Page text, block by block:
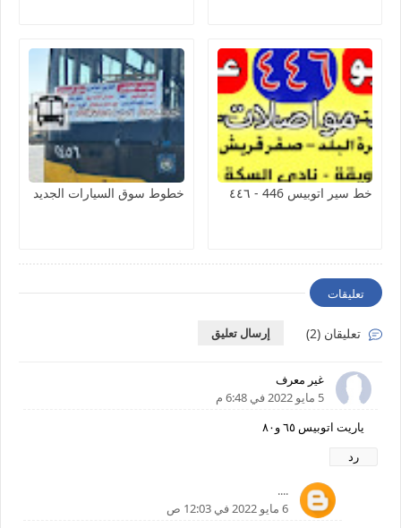
خط سير اتوبيس 446 - ٤٤٦ خطوط سوق السيارات الجديد
تعليقات
تعليقان (2) إرسال تعليق
غير معرف
5 مايو 2022 في 6:48 م
ياريت اتوبيس ٦٥ و٨٠
رد
....
6 مايو 2022 في 12:03 ص